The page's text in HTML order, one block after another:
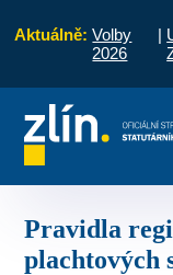
Aktuálně: Volby
2026
|
vyřídit
Pravidla registrace prodejců do
plachtových